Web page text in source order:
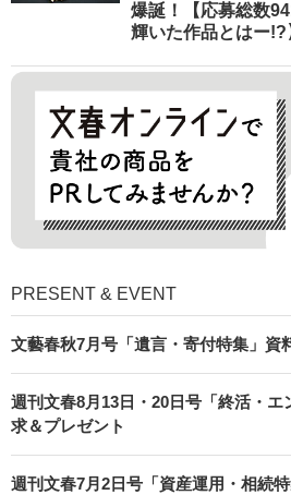
爆誕！【応募総数
輝いた作品とはー!?
PRESENT & EVENT
文藝春秋7月号「遺言・寄付特集」資
週刊文春8月13日・20日号「終活・
求＆プレゼント
週刊文春7月2日号「資産運用・相続